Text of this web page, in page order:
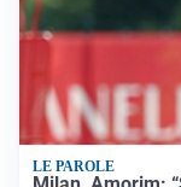
LE PAROLE